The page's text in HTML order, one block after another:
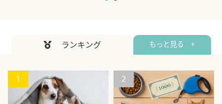
ランキング もっと見る +
1 2